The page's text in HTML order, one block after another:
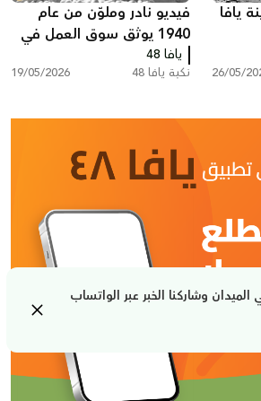
وشاركنا الخبر عبر الواتساب
يافا
26/05/
فيديو نادر وملوّن من عام
1940 يوثق سوق العمل في
تصدير البرتقال اليافاوي عبر
ميناء يافا
يافا 48
نكبة يافا 48 19/05/2026